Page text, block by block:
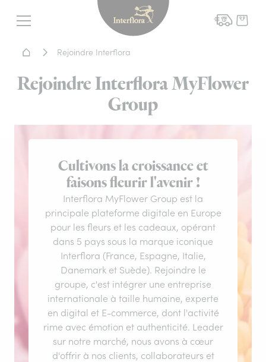
Menu
Interflora - livraison
Accueil - Livraison fleurs
Rejoindre Interflora
Rejoindre Interflora MyFlower
Group
Cultivons la croissance et
faisons fleurir l'avenir !
Interflora MyFlower Group est la
principale plateforme digitale en Europe
pour les fleurs et les cadeaux, opérant
dans 5 pays sous la marque iconique
Interflora (France, Espagne, Italie,
Danemark et Suède). Rejoindre le
groupe, c'est intégrer une entreprise
internationale à taille humaine, experte
en digital et E-commerce, dont l'activité
rime avec émotion et authenticité. Leader
sur notre marché, nous avons à cœur
d'offrir à nos clients, collaborateurs et